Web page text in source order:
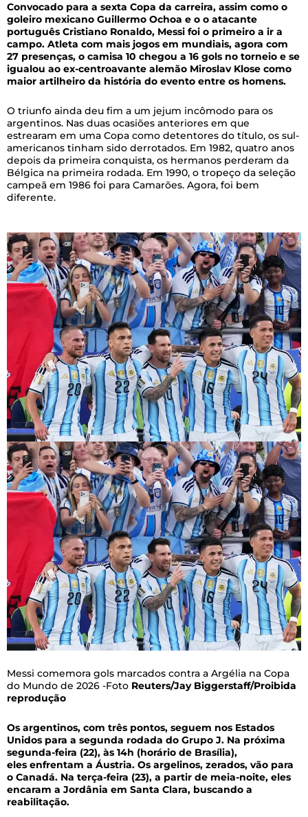
Convocado para a sexta Copa da carreira, assim como o
goleiro mexicano Guillermo Ochoa e o o atacante
português Cristiano Ronaldo, Messi foi o primeiro a ir a
campo. Atleta com mais jogos em mundiais, agora com
27 presenças, o camisa 10 chegou a 16 gols no torneio e se
igualou ao ex-centroavante alemão Miroslav Klose como
maior artilheiro da história do evento entre os homens.
O triunfo ainda deu fim a um jejum incômodo para os
argentinos. Nas duas ocasiões anteriores em que
estrearam em uma Copa como detentores do título, os sul-
americanos tinham sido derrotados. Em 1982, quatro anos
depois da primeira conquista, os hermanos perderam da
Bélgica na primeira rodada. Em 1990, o tropeço da seleção
campeã em 1986 foi para Camarões. Agora, foi bem
diferente.
Messi comemora gols marcados contra a Argélia na Copa
do Mundo de 2026 -Foto Reuters/Jay Biggerstaff/Proibida
reprodução
Os argentinos, com três pontos, seguem nos Estados
Unidos para a segunda rodada do Grupo J. Na próxima
segunda-feira (22), às 14h (horário de Brasília),
eles enfrentam a Áustria. Os argelinos, zerados, vão para
o Canadá. Na terça-feira (23), a partir de meia-noite, eles
encaram a Jordânia em Santa Clara, buscando a
reabilitação.